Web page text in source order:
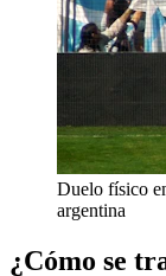
Duelo físico
argentina
¿Cómo se